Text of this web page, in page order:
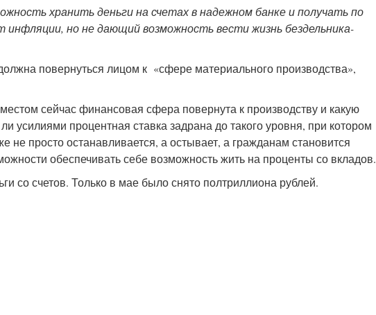
хранить деньги на счетах в надежном банке и получать по
но не дающий возможность вести жизнь бездельника-
повернуться лицом к «сфере материального производства»,
сейчас финансовая сфера повернута к производству и какую
усилиями процентная ставка задрана до такого уровня, при котором
не просто останавливается, а остывает, а гражданам становится
обеспечивать себе возможность жить на проценты со вкладов.
со счетов. Только в мае было снято полтриллиона рублей.